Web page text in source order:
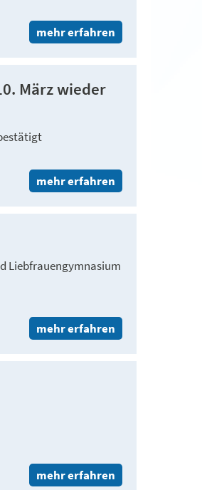
mehr erfahren
März wieder
mehr erfahren
Liebfrauengymnasium
mehr erfahren
mehr erfahren